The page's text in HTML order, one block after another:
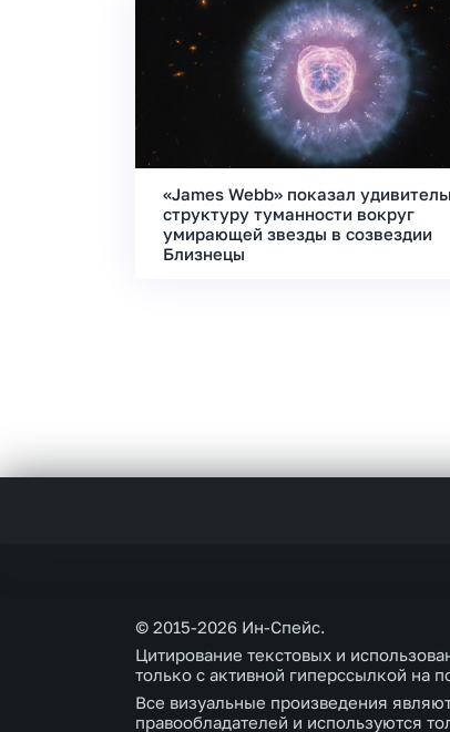
«James Webb» показал
структуру туманности вокруг
умирающей звезды в созвездии
Близнецы
© 2015-2026 Ин-Спейс.
Цитирование текстовых и
только с активной гиперссылкой на
Все визуальные произведения
правообладателей и используются